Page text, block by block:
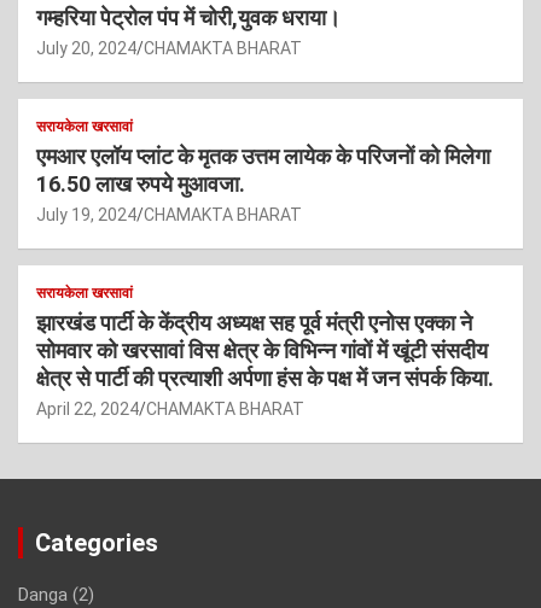
गम्हरिया पेट्रोल पंप में चोरी,युवक धराया।
July 20, 2024 CHAMAKTA BHARAT
सरायकेला खरसावां
एमआर एलॉय प्लांट के मृतक उत्तम लायेक के परिजनों को मिलेगा
16.50 लाख रुपये मुआवजा.
July 19, 2024 CHAMAKTA BHARAT
सरायकेला खरसावां
झारखंड पार्टी के केंद्रीय अध्यक्ष सह पूर्व मंत्री एनोस एक्का ने
सोमवार को खरसावां विस क्षेत्र के विभिन्न गांवों में खूंटी संसदीय
क्षेत्र से पार्टी की प्रत्याशी अर्पणा हंस के पक्ष में जन संपर्क किया.
April 22, 2024 CHAMAKTA BHARAT
Categories
Danga (2)